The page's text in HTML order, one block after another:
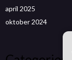
april 2025
oktober 2024